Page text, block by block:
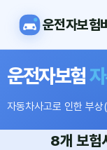
운전자보험
운전자보험
자동차사고로 인한 부
8개 보험